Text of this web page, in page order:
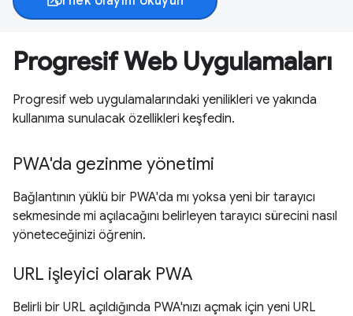
Progresif Web Uygulamaları
Progresif web uygulamalarındaki yenilikleri ve yakında
kullanıma sunulacak özellikleri keşfedin.
PWA'da gezinme yönetimi
Bağlantının yüklü bir PWA'da mı yoksa yeni bir tarayıcı
sekmesinde mi açılacağını belirleyen tarayıcı sürecini nasıl
yöneteceğinizi öğrenin.
URL işleyici olarak PWA
Belirli bir URL açıldığında PWA'nızı açmak için yeni URL